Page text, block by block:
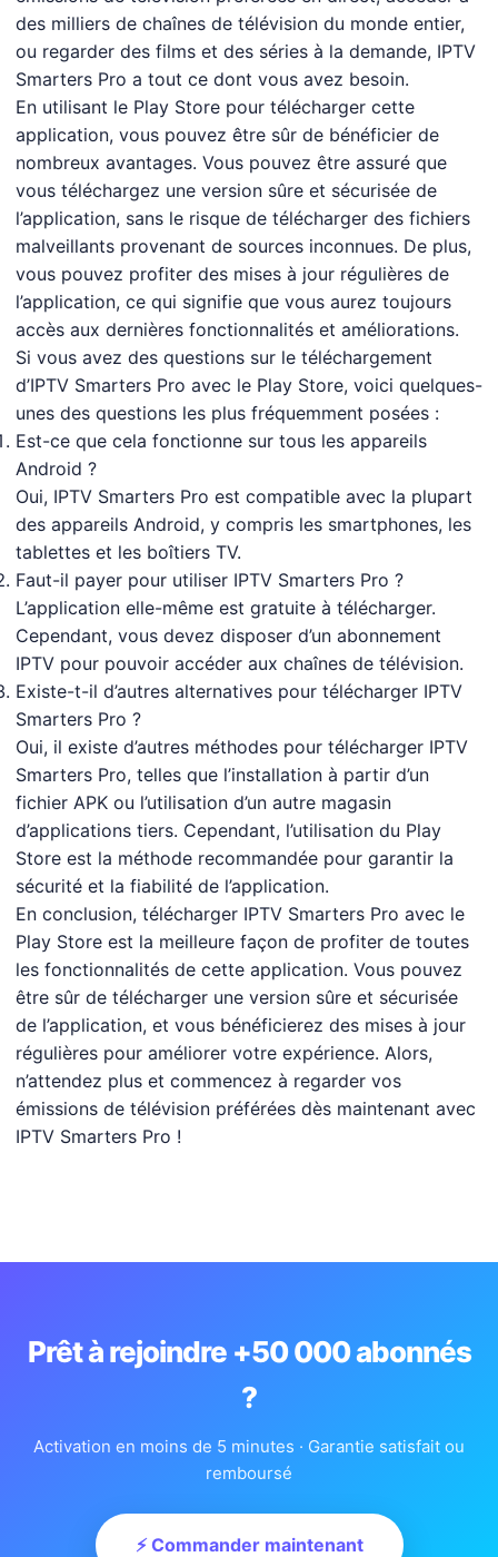
des milliers de chaînes de télévision du monde entier,
ou regarder des films et des séries à la demande, IPTV
Smarters Pro a tout ce dont vous avez besoin.
En utilisant le Play Store pour télécharger cette
application, vous pouvez être sûr de bénéficier de
nombreux avantages. Vous pouvez être assuré que
vous téléchargez une version sûre et sécurisée de
l’application, sans le risque de télécharger des fichiers
malveillants provenant de sources inconnues. De plus,
vous pouvez profiter des mises à jour régulières de
l’application, ce qui signifie que vous aurez toujours
accès aux dernières fonctionnalités et améliorations.
Si vous avez des questions sur le téléchargement
d’IPTV Smarters Pro avec le Play Store, voici quelques-
unes des questions les plus fréquemment posées :
Est-ce que cela fonctionne sur tous les appareils
Android ?
Oui, IPTV Smarters Pro est compatible avec la plupart
des appareils Android, y compris les smartphones, les
tablettes et les boîtiers TV.
Faut-il payer pour utiliser IPTV Smarters Pro ?
L’application elle-même est gratuite à télécharger.
Cependant, vous devez disposer d’un abonnement
IPTV pour pouvoir accéder aux chaînes de télévision.
Existe-t-il d’autres alternatives pour télécharger IPTV
Smarters Pro ?
Oui, il existe d’autres méthodes pour télécharger IPTV
Smarters Pro, telles que l’installation à partir d’un
fichier APK ou l’utilisation d’un autre magasin
d’applications tiers. Cependant, l’utilisation du Play
Store est la méthode recommandée pour garantir la
sécurité et la fiabilité de l’application.
En conclusion, télécharger IPTV Smarters Pro avec le
Play Store est la meilleure façon de profiter de toutes
les fonctionnalités de cette application. Vous pouvez
être sûr de télécharger une version sûre et sécurisée
de l’application, et vous bénéficierez des mises à jour
régulières pour améliorer votre expérience. Alors,
n’attendez plus et commencez à regarder vos
émissions de télévision préférées dès maintenant avec
IPTV Smarters Pro !
Prêt à rejoindre +50 000 abonnés
?
Activation en moins de 5 minutes · Garantie satisfait ou
remboursé
⚡ Commander maintenant